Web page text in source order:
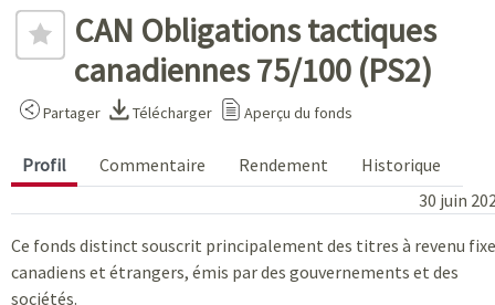
CAN Obligations tactiques
canadiennes 75/100 (PS2)
Partager Télécharger Aperçu du fonds
Profil Commentaire Rendement
Historique
30 juin
Ce fonds distinct souscrit principalement des titres à revenu fixe
canadiens et étrangers, émis par des gouvernements et des
sociétés.